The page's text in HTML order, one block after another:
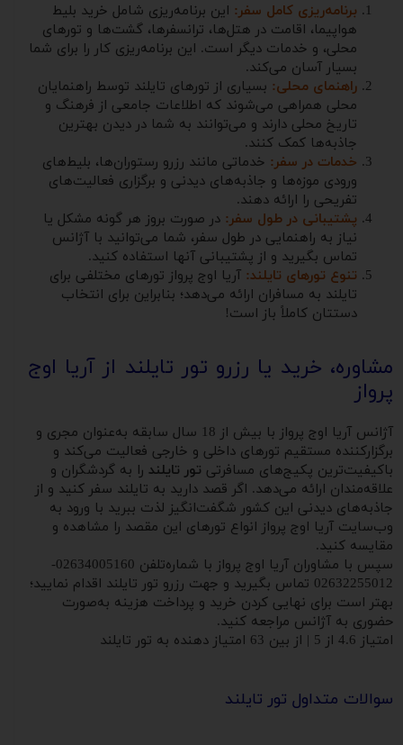
برنامه‌ریزی کامل سفر: این برنامه‌ریزی شامل خرید بلیط
هواپیما، اقامت در هتل‌ها، ترانسفرها، گشت‌ها و تورهای
محلی، و خدمات دیگر است. این برنامه‌ریزی کار را برای شما
بسیار آسان می‌کند.
راهنمای محلی: بسیاری از تورهای تایلند توسط راهنمایان
محلی همراهی می‌شوند که اطلاعات جامعی از فرهنگ و
تاریخ محلی دارند و می‌توانند به شما در دیدن بهترین
جاذبه‌ها کمک کنند.
خدمات در سفر: خدماتی مانند رزرو رستوران‌ها، بلیط‌های
ورودی موزه‌ها و جاذبه‌های دیدنی و برگزاری فعالیت‌های
تفریحی را ارائه دهند.
پشتیبانی در طول سفر: در صورت بروز هر گونه مشکل یا
نیاز به راهنمایی در طول سفر، شما می‌توانید با آژانس
تماس بگیرید و از پشتیبانی آنها استفاده کنید.
تنوع تورهای تایلند: آریا اوج پرواز تورهای مختلفی برای
تایلند به مسافران ارائه می‌دهد؛ بنابراین برای انتخاب
دستتان کاملاً باز است!
مشاوره، خرید یا رزرو تور تایلند از آریا اوج
پرواز
آژانس آریا اوج پرواز با بیش از 18 سال سابقه به‌عنوان مجری و
برگزارکننده مستقیم تورهای داخلی و خارجی فعالیت می‌کند و
باکیفیت‌ترین پکیج‌های مسافرتی تور تایلند را به گردشگران و
علاقه‌مندان ارائه می‌دهد. اگر قصد دارید به تایلند سفر کنید و از
جاذبه‌های دیدنی این کشور شگفت‌انگیز لذت ببرید با ورود به
وب‌سایت آریا اوج پرواز انواع تورهای این مقصد را مشاهده و
مقایسه کنید.
سپس با مشاوران آریا اوج پرواز با شماره‌تلفن 02634005160-
02632255012 تماس بگیرید و جهت رزرو تور تایلند اقدام نمایید؛
بهتر است برای نهایی کردن خرید و پرداخت هزینه به‌صورت
حضوری به آژانس مراجعه کنید.
امتیاز 4.6 از 5 | از بین 63 امتیاز دهنده به تور تایلند
سوالات متداول تور تایلند